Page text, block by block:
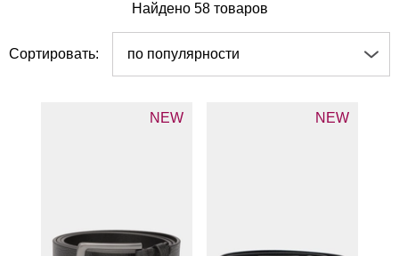
Найдено 58 товаров
Сортировать: по популярности
NEW NEW